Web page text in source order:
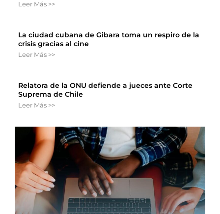
Leer Más >>
La ciudad cubana de Gibara toma un respiro de la
crisis gracias al cine
Leer Más >>
Relatora de la ONU defiende a jueces ante Corte
Suprema de Chile
Leer Más >>